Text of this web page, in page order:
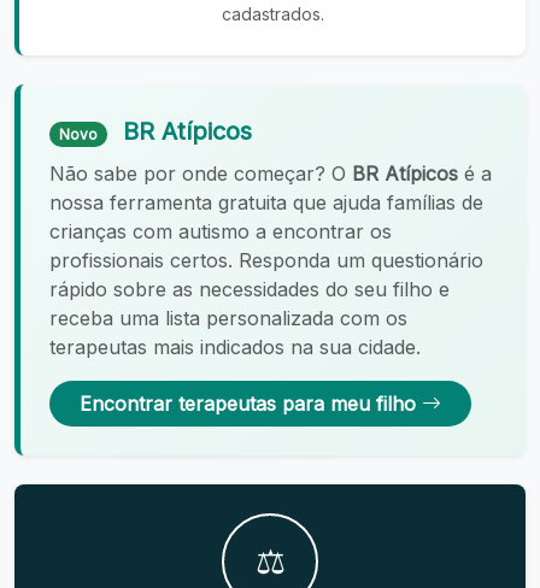
cadastrados.
Novo BR Atípicos
Não sabe por onde começar? O BR Atípicos é a
nossa ferramenta gratuita que ajuda famílias de
crianças com autismo a encontrar os
profissionais certos. Responda um questionário
rápido sobre as necessidades do seu filho e
receba uma lista personalizada com os
terapeutas mais indicados na sua cidade.
Encontrar terapeutas para meu filho
⚖️